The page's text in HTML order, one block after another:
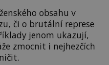
obsahu v
či o brutální represe
jenom ukazují,
zmocnit i nejhezčích